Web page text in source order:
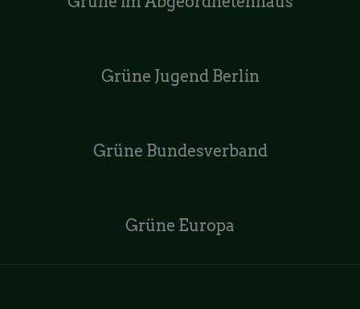
Grüne Jugend Berlin
Grüne Bundesverband
Grüne Europa